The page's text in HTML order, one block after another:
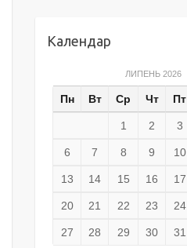
Календар
ЛИПЕНЬ 2026
Пн Вт Ср Чт Пт
1 2 3
6 7 8 9 10
13 14 15 16 17
20 21 22 23 24
27 28 29 30
31